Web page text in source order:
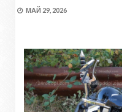
МАЙ 29, 2026